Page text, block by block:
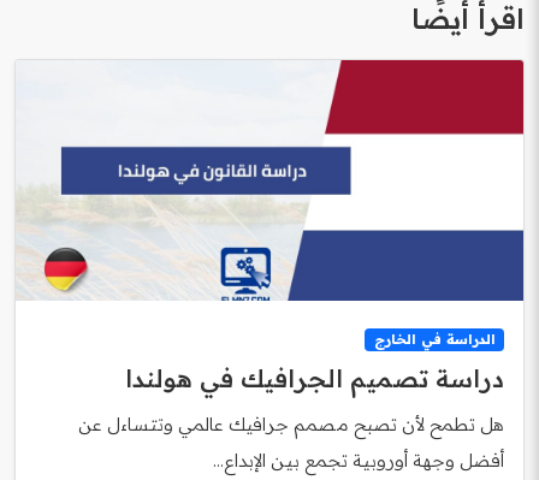
اقرأ أيضًا
الدراسة في الخارج
دراسة تصميم الجرافيك في هولندا
هل تطمح لأن تصبح مصمم جرافيك عالمي وتتساءل عن
أفضل وجهة أوروبية تجمع بين الإبداع...